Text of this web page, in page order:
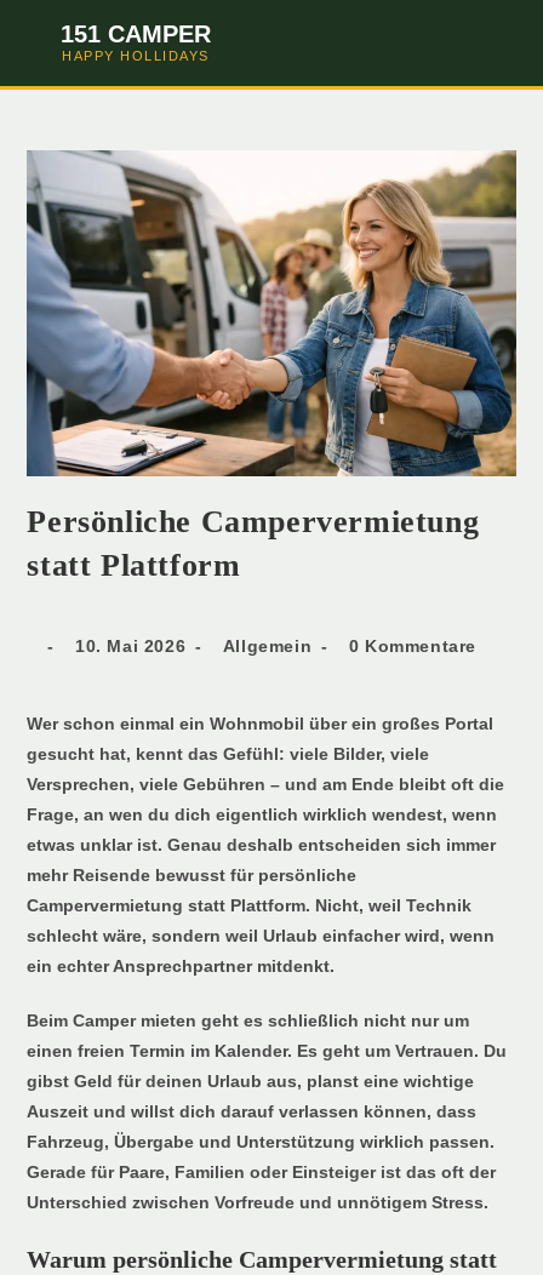
151 CAMPER
HAPPY HOLLIDAYS
Persönliche Campervermietung
statt Plattform
10. Mai 2026 Allgemein 0 Kommentare
Wer schon einmal ein Wohnmobil über ein großes Portal
gesucht hat, kennt das Gefühl: viele Bilder, viele
Versprechen, viele Gebühren – und am Ende bleibt oft die
Frage, an wen du dich eigentlich wirklich wendest, wenn
etwas unklar ist. Genau deshalb entscheiden sich immer
mehr Reisende bewusst für persönliche
Campervermietung statt Plattform. Nicht, weil Technik
schlecht wäre, sondern weil Urlaub einfacher wird, wenn
ein echter Ansprechpartner mitdenkt.
Beim Camper mieten geht es schließlich nicht nur um
einen freien Termin im Kalender. Es geht um Vertrauen. Du
gibst Geld für deinen Urlaub aus, planst eine wichtige
Auszeit und willst dich darauf verlassen können, dass
Fahrzeug, Übergabe und Unterstützung wirklich passen.
Gerade für Paare, Familien oder Einsteiger ist das oft der
Unterschied zwischen Vorfreude und unnötigem Stress.
Warum persönliche Campervermietung statt